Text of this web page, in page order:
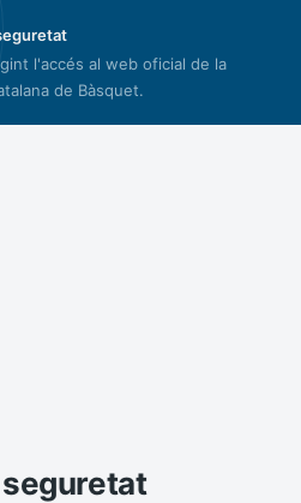
l'accés al web oficial de la
de Bàsquet.